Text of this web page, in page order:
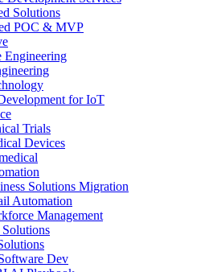
Solutions
POC & MVP
Engineering
for IoT
Trials
Devices
Solutions Migration
Automation
Management
Dev